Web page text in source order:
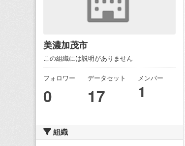
美濃加茂市
この組織には説明がありません
フォロワー
0
データセット
17
メンバー
1
組織